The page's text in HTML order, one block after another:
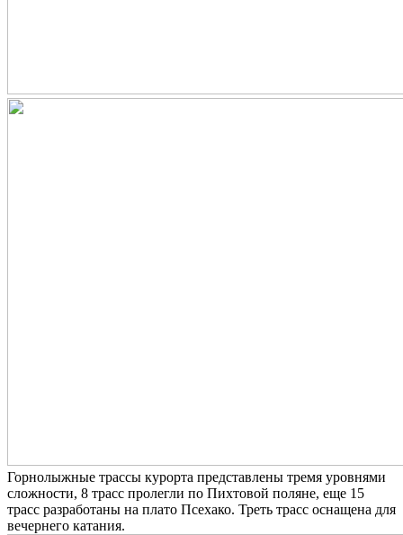
Горнолыжные трассы курорта представлены тремя уровнями
сложности, 8 трасс пролегли по Пихтовой поляне, еще 15
трасс разработаны на плато Псехако. Треть трасс оснащена для
вечернего катания.